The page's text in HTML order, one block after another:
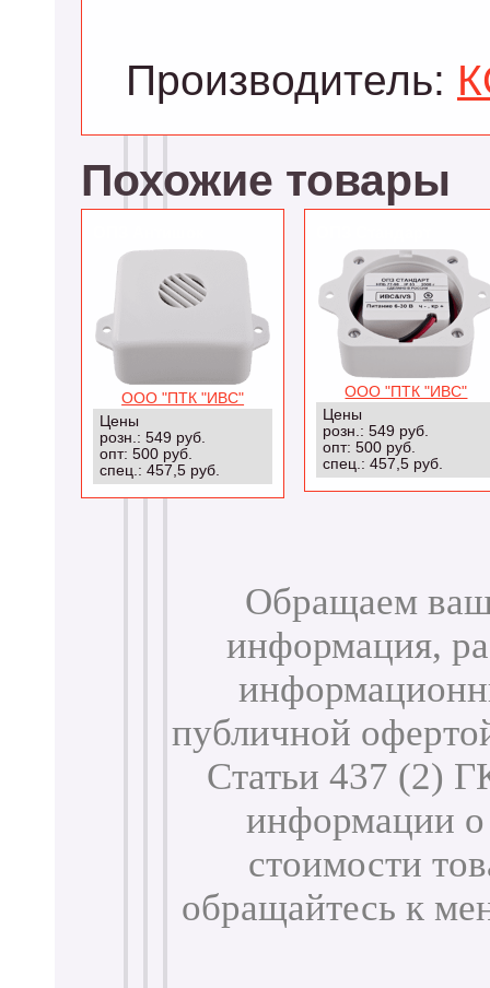
Производитель:
Похожие товары
ООО "ПТК "ИВС"
Цены
розн.: 549 руб.
опт: 500 руб.
спец.: 457,5 руб.
ООО "ПТК "ИВС"
Цены
розн.: 549 руб.
опт: 500 руб.
спец.: 457,5 руб.
Обращаем
информация,
публичной
Статьи 437 (2)
информации о
стоимости
обращайтесь к